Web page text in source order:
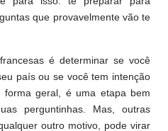
que provavelmente vão te
é determinar se você
país ou se você tem intenção
geral, é uma etapa bem
perguntinhas. Mas, outras
outro motivo, pode virar